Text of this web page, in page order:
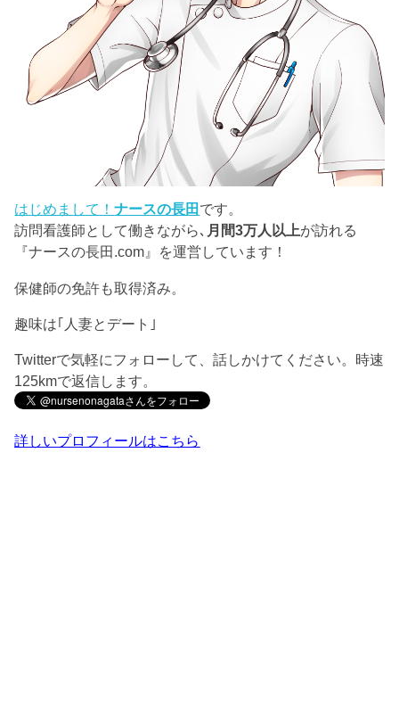
はじめまして！ナースの長田 です。
訪問看護師として働きながら､ 月間3万人以上が訪れる
『ナースの長田.com』を運営しています！
保健師の免許も取得済み。
趣味は｢人妻とデート｣
Twitterで気軽にフォローして、話しかけてください。時速
125kmで返信します。
詳しいプロフィールはこちら